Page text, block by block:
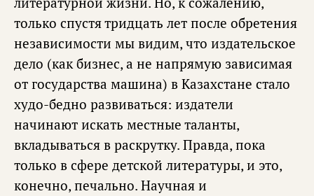
только спустя тридцать лет после обретения
независимости мы видим, что издательское
дело (как бизнес, а не напрямую зависимая
от государства машина) в Казахстане стало
худо-бедно развиваться: издатели
начинают искать местные таланты,
вкладываться в раскрутку. Правда, пока
только в сфере детской литературы, и это,
конечно, печально. Научная и